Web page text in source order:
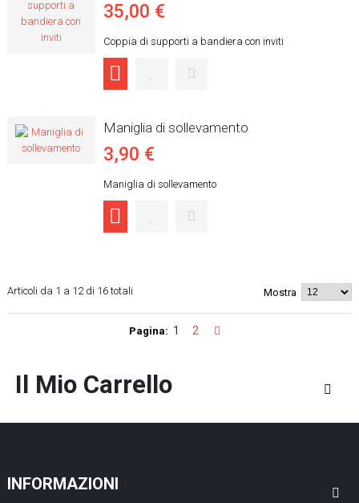
35,00 €
Coppia di supporti a bandiera con inviti
Maniglia di sollevamento
3,90 €
Maniglia di sollevamento
Articoli da 1 a 12 di 16 totali Mostra
Pagina: 1 2
Il Mio Carrello
INFORMAZIONI